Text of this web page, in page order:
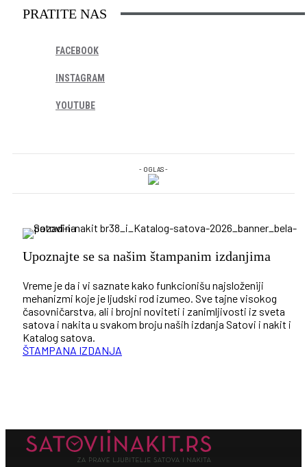
PRATITE NAS
FACEBOOK
INSTAGRAM
YOUTUBE
- OGLAS -
Upoznajte se sa našim štampanim izdanjima
Vreme je da i vi saznate kako funkcionišu najsloženiji
mehanizmi koje je ljudski rod izumeo. Sve tajne visokog
časovničarstva, ali i brojni noviteti i zanimljivosti iz sveta
satova i nakita u svakom broju naših izdanja Satovi i nakit i
Katalog satova.
ŠTAMPANA IZDANJA